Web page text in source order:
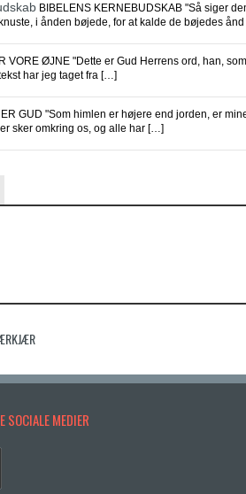
BIBELENS KERNEBUDSKAB "Så siger
i ånden bøjede, for at kalde de bøjedes
VORE ØJNE "Dette er Gud Herrens ord, han,
har jeg taget fra […]
GUD "Som himlen er højere end jorden, er
sker omkring os, og alle har […]
SOCIALE MEDIER